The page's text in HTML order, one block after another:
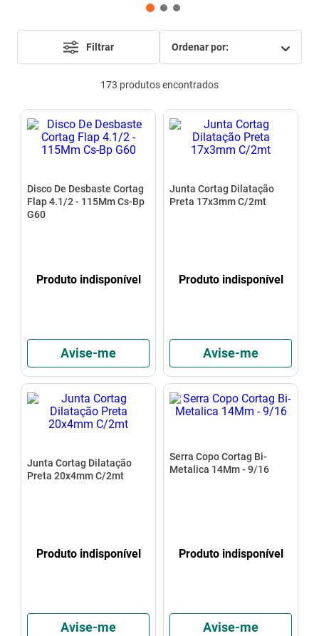
Filtrar ordenar por
173 produtos
Disco De Desbaste Cortag
Flap 4.1/2 - 115Mm Cs-Bp
G60
Produto indisponível
Avise-me
Junta Cortag Dilatação
Preta 17x3mm C/2mt
Produto indisponível
Avise-me
Junta Cortag Dilatação
Preta 20x4mm C/2mt
Produto indisponível
Avise-me
Serra Copo Cortag Bi-
Metalica 14Mm - 9/16
Produto indisponível
Avise-me
ar condicionado